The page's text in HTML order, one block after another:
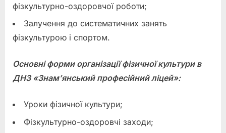
фізкультурно-оздоровчої роботи;
Залучення до систематичних занять
фізкультурою і спортом.
Основні форми організації фізичної культури в
ДНЗ «Знам’янський професійний ліцей»:
Уроки фізичної культури;
Фізкультурно-оздоровчі заходи;